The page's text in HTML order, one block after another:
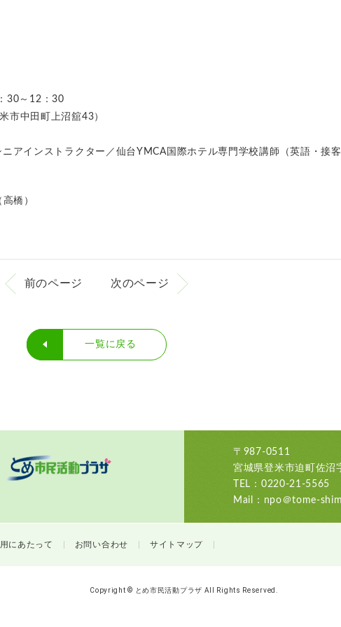
30～12：30
市中田町上沼舘43）
アインストラクター／仙台YMCA国際ホテル専門学校講師（英語・接
橋）
前のページ 次のページ
一覧に戻る
〒987-0511
宮城県登米市迫町佐沼
TEL：0220-21-5565
Mail：npo＠tome-
にあたって お問い合わせ サイトマップ
Copyright © とめ市民活動プラザ All Rights Reserved.